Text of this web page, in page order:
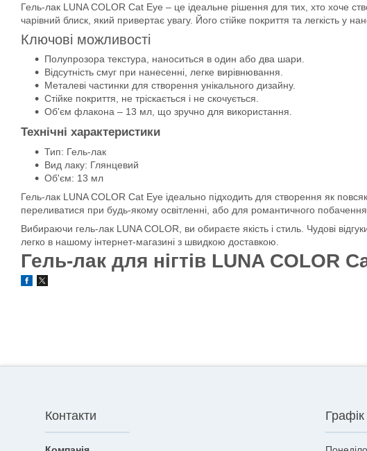
Гель-лак LUNA COLOR Cat Eye – це ідеальне рішення для тих, хто хоче
чарівний блиск, який привертає увагу. Його стійке покриття та легкість у
Ключові можливості
Полупрозора текстура, наноситься в один або два шари.
Відсутність смуг при нанесенні, легке вирівнювання.
Металеві частинки для створення унікального дизайну.
Стійке покриття, не тріскається і не скочується.
Об'єм флакона – 13 мл, що зручно для використання.
Технічні характеристики
Тип: Гель-лак
Вид лаку: Глянцевий
Об'єм: 13 мл
Гель-лак LUNA COLOR Cat Eye ідеально підходить для створення як
переливатися при будь-якому освітленні, або для романтичного
Вибираючи гель-лак LUNA COLOR, ви обираєте якість і стиль. Чудові
легко в нашому інтернет-магазині з швидкою доставкою.
Гель-лак для нігтів LUNA COLOR
Контакти